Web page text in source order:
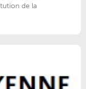
de la